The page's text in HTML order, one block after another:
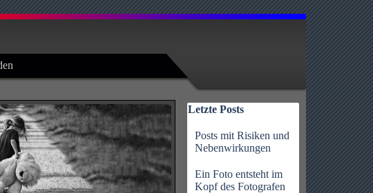
Block überspringen Letzte Posts
Letzte Posts
Posts mit Risiken und
Nebenwirkungen
Ein Foto entsteht im
Kopf des Fotografen